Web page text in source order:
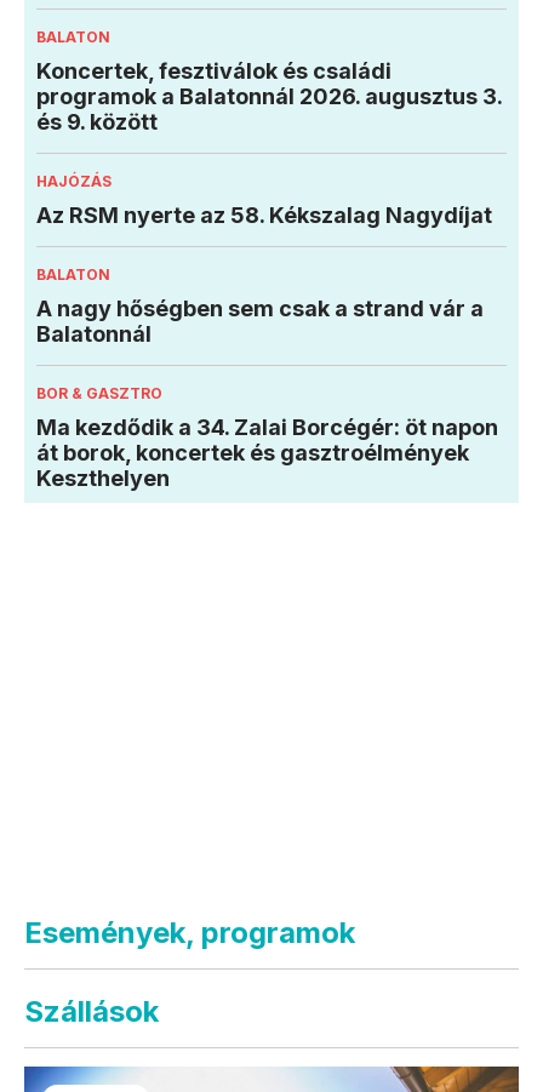
BALATON
Koncertek, fesztiválok és családi
programok a Balatonnál 2026. augusztus 3.
és 9. között
HAJÓZÁS
Az RSM nyerte az 58. Kékszalag Nagydíjat
BALATON
A nagy hőségben sem csak a strand vár a
Balatonnál
BOR & GASZTRO
Ma kezdődik a 34. Zalai Borcégér: öt napon
át borok, koncertek és gasztroélmények
Keszthelyen
Események, programok
Szállások